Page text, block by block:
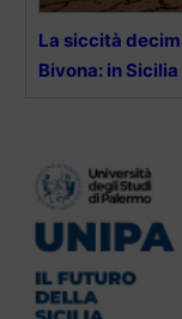
La siccità
Bivona: in